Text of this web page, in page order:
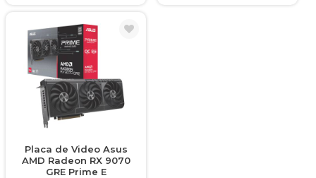
Placa de Video Asus
AMD Radeon RX 9070
GRE Prime E